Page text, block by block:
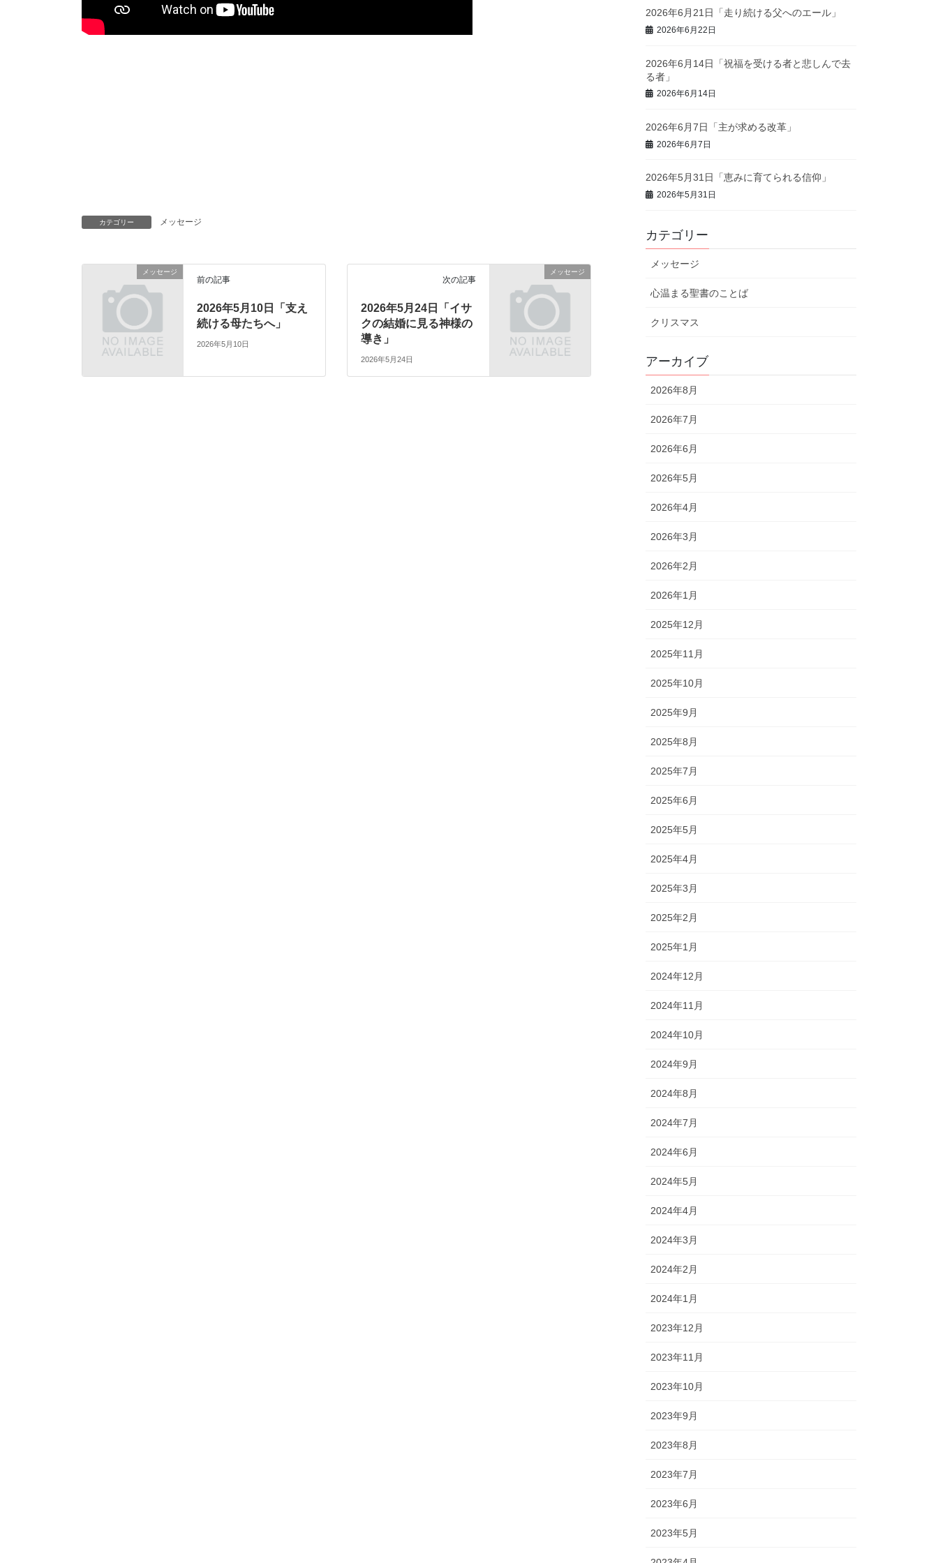
カテゴリー メッセージ
メッセージ
前の記事
2026年5月10日「支え
続ける母たちへ」
2026年5月10日
メッセージ
次の記事
2026年5月24日「イサ
クの結婚に見る神様の
導き」
2026年5月24日
2026年6月21日「走り続ける父へのエール」
2026年6月22日
2026年6月14日「祝福を受ける者と悲しんで去
る者」
2026年6月14日
2026年6月7日「主が求める改革」
2026年6月7日
2026年5月31日「恵みに育てられる信仰」
2026年5月31日
カテゴリー
メッセージ
心温まる聖書のことば
クリスマス
アーカイブ
2026年8月
2026年7月
2026年6月
2026年5月
2026年4月
2026年3月
2026年2月
2026年1月
2025年12月
2025年11月
2025年10月
2025年9月
2025年8月
2025年7月
2025年6月
2025年5月
2025年4月
2025年3月
2025年2月
2025年1月
2024年12月
2024年11月
2024年10月
2024年9月
2024年8月
2024年7月
2024年6月
2024年5月
2024年4月
2024年3月
2024年2月
2024年1月
2023年12月
2023年11月
2023年10月
2023年9月
2023年8月
2023年7月
2023年6月
2023年5月